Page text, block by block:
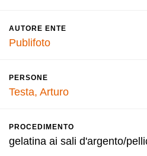
AUTORE ENTE
Publifoto
PERSONE
Testa, Arturo
PROCEDIMENTO
gelatina ai sali d'argento/